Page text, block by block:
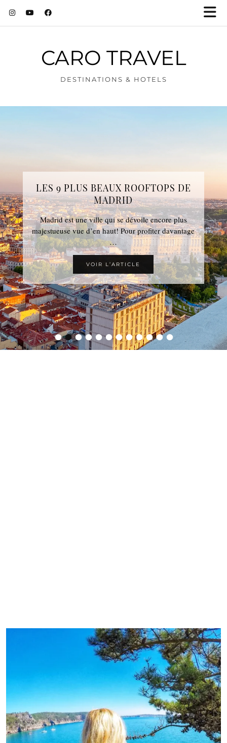
CARO TRAVEL
DESTINATIONS & HOTELS
••••••••••••
LES 9 PLUS BEAUX ROOFTOPS DE
MADRID
Madrid est une ville qui se dévoile encore plus
majestueuse vue d’en haut! Pour profiter davantage
…
VOIR L’ARTICLE